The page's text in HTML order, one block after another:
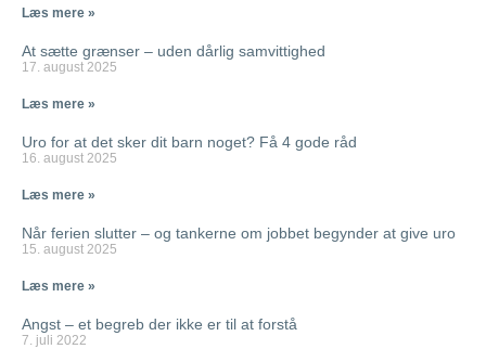
Læs mere »
At sætte grænser – uden dårlig samvittighed
17. august 2025
Læs mere »
Uro for at det sker dit barn noget? Få 4 gode råd
16. august 2025
Læs mere »
Når ferien slutter – og tankerne om jobbet begynder at give uro
15. august 2025
Læs mere »
Angst – et begreb der ikke er til at forstå
7. juli 2022